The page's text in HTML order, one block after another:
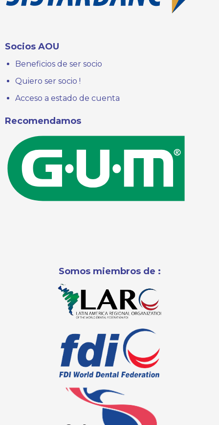
Socios AOU
Beneficios de ser socio
Quiero ser socio !
Acceso a estado de cuenta
Recomendamos
Somos miembros de :